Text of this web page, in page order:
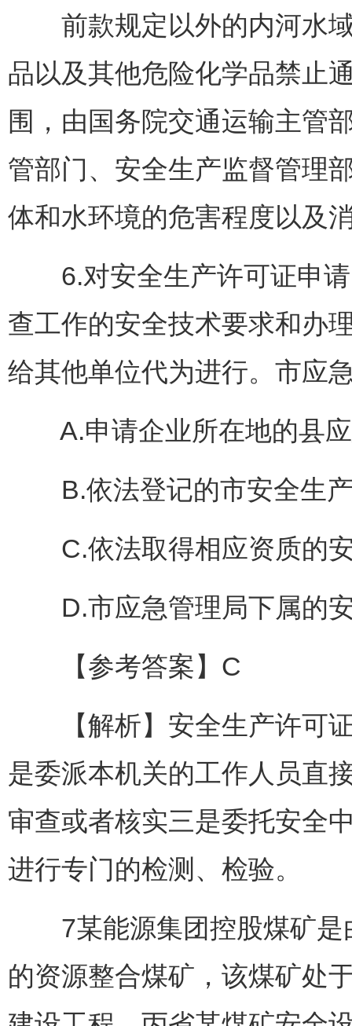
前款规定以外的内河水域
品以及其他危险化学品禁止
围，由国务院交通运输主管
管部门、安全生产监督管理
体和水环境的危害程度以及
6.对安全生产许可证申请
查工作的安全技术要求和办
给其他单位代为进行。市应
A.申请企业所在地的县应
B.依法登记的市安全生产
C.依法取得相应资质的安
D.市应急管理局下属的安
【参考答案】C
【解析】安全生产许可证
是委派本机关的工作人员直
审查或者核实三是委托安全
进行专门的检测、检验。
7某能源集团控股煤矿是
的资源整合煤矿，该煤矿处